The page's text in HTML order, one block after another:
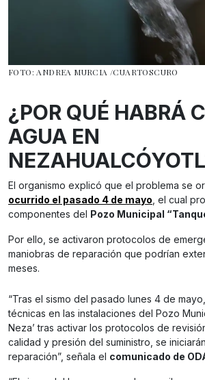
FOTO: ANDREA MURCIA /CUARTOSCURO
¿POR QUÉ HABRÁ
AGUA EN
El organismo explicó que el problema se
ocurrido el pasado 4 de mayo , el cual
componentes del Pozo Municipal
Por ello, se activaron protocolos de
maniobras de reparación que podrían
meses.
“Tras el sismo del pasado lunes 4 de
técnicas en las instalaciones del Pozo
Neza’ tras activar los protocolos de
calidad y presión del suministro, se
reparación”, señala el comunicado de